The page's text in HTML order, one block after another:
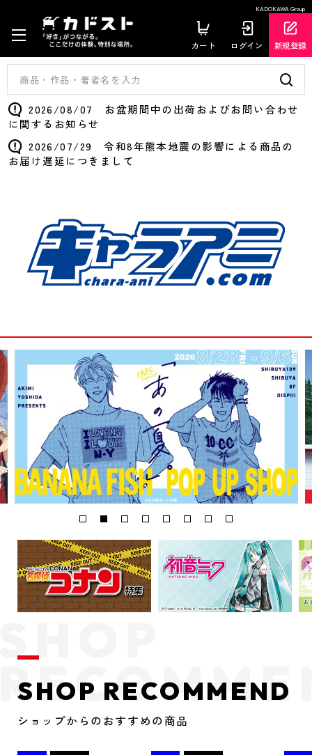
KADOKAWA Group
カート ログイン 新規登録
2026/08/07 お盆期間中の出荷およびお問い合わせ
に関するお知らせ
2026/07/29 令和8年熊本地震の影響による商品の
お届け遅延につきまして
SHOP RECOMMEND
ショップからのおすすめの商品